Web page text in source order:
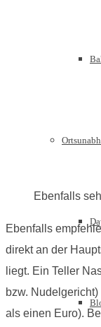
Ebenfalls
Ebenfalls
direkt an der
liegt. Ein Teller
bzw.
als einen Euro).